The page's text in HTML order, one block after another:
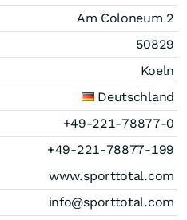
Am Coloneum 2
50829
Koeln
Deutschland
+49-221-78877-0
+49-221-78877-199
www.sporttotal.com
info@sporttotal.com